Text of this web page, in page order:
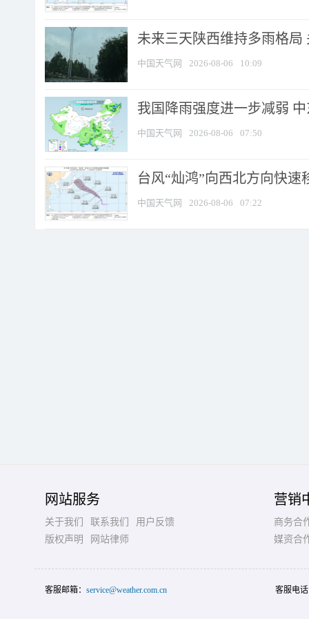
未来三天陕西维持多雨格局
中国天气网 2026-08-06 10:09
我国降雨强度进一步减弱
中国天气网 2026-08-06 07:50
台风“灿鸿”向西北方向快
中国天气网 2026-08-06 07:22
网站服务
关于我们 联系我们
用户反馈
版权声明
网站律师
营销
商务合
媒资合
客服邮箱： service@weather.com.cn 客服电